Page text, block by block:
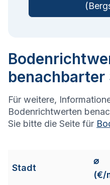
benachbarter
Für weitere,
Bodenrichtwerten
Sie bitte die Seite für
Stadt
⌀
(€/